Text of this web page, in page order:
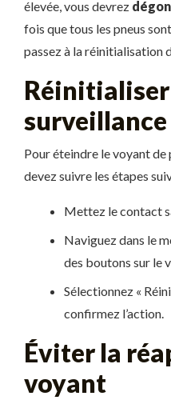
élevée, vous devrez
fois que tous les pneus
passez à la réinitialisation
Réinitialiser
surveillance
Pour éteindre le voyant de
devez suivre les étapes
Mettez le contact
Naviguez dans le
des boutons sur le
Sélectionnez «
confirmez l’action.
Éviter la
voyant